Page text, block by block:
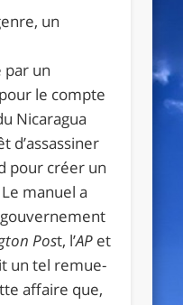
un
par un
le compte
Nicaragua
d’assassiner
pour créer un
manuel a
Post, l’AP et
un tel remue-
affaire que,